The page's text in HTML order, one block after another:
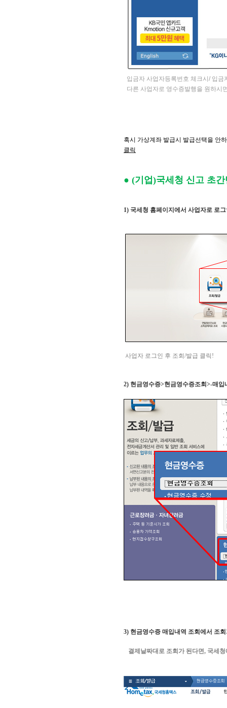
입금자 사업자등록번호 체크시/ 입
다른 사업자로 영수증발행을 원하시
혹시 가상계좌 발급시 발급선택을 안
클릭
● (기업)국세청 신고 초
1) 국세청 홈페이지에서 사업자로 로
사업자 로그인 후 조회 /발급 클릭 !
2) 현금영수증>현금영수증조회>-매
3) 현금영수증 매입내역 조회에서 조
결제날짜대로 조회가 된다면, 국세